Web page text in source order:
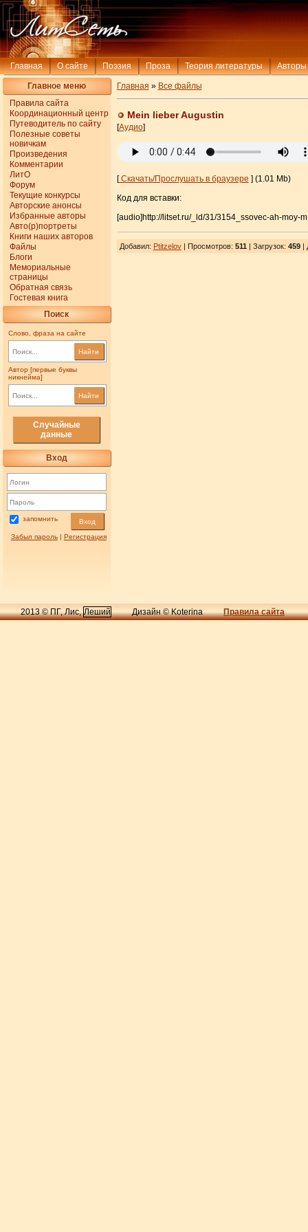
Главная О сайте Поэзия Проза Теория литературы Авторы
Главное меню
Правила сайта
Координационный центр
Путеводитель по сайту
Полезные советы
новичкам
Произведения
Комментарии
ЛитО
Форум
Текущие конкурсы
Авторские анонсы
Избранные авторы
Авто(р)портреты
Книги наших авторов
Файлы
Блоги
Мемориальные
страницы
Обратная связь
Гостевая книга
Поиск
Слово, фраза на сайте
Найти
Автор [первые буквы
никнейма]
Найти
Случайные
данные
Вход
запомнить Вход
Забыл пароль| Регистрация
Главная » Все файлы
Mein lieber Augustin
[Аудио]
[Скачать/Прослушать в браузере ] (1.01 Mb)
Код для вставки:
[audio]http://litset.ru/_ld/31/3154_ssovec-ah-moy-
Добавил: Ptitzelov| Просмотров: 511| Загрузок: 459|
2013 © ПГ, Лис,Леший Дизайн © Koterina Правила сайта